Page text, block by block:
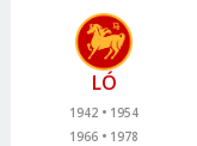
LÓ
1942
1954
1966
1978